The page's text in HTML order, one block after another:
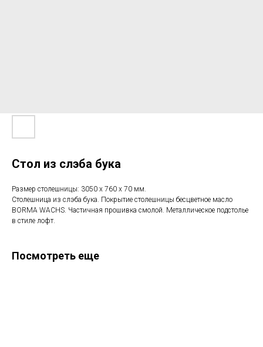
Стол из слэба бука
Размер столешницы: 3050 х 760 х 70 мм.
Столешница из слэба бука. Покрытие столешницы бесцветное масло
BORMA WACHS. Частичная прошивка смолой. Металлическое подстолье
в стиле лофт.
Посмотреть еще